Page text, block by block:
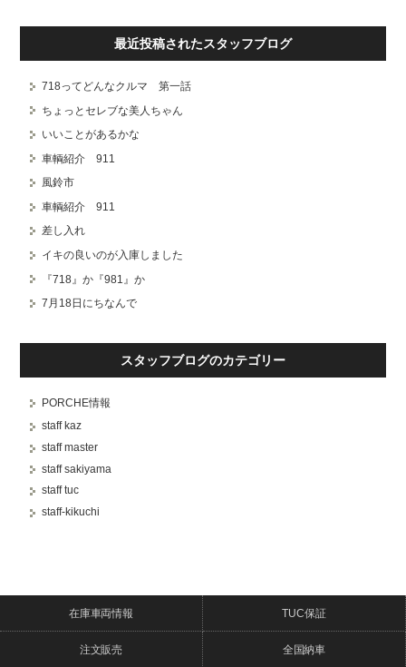
最近投稿されたスタッフブログ
718ってどんなクルマ 第一話
ちょっとセレブな美人ちゃん
いいことがあるかな
車輌紹介 911
風鈴市
車輌紹介 911
差し入れ
イキの良いのが入庫しました
『718』か『981』か
7月18日にちなんで
スタッフブログのカテゴリー
PORCHE情報
staff kaz
staff master
staff sakiyama
staff tuc
staff-kikuchi
在庫車両情報 TUC保証
注文販売 全国納車